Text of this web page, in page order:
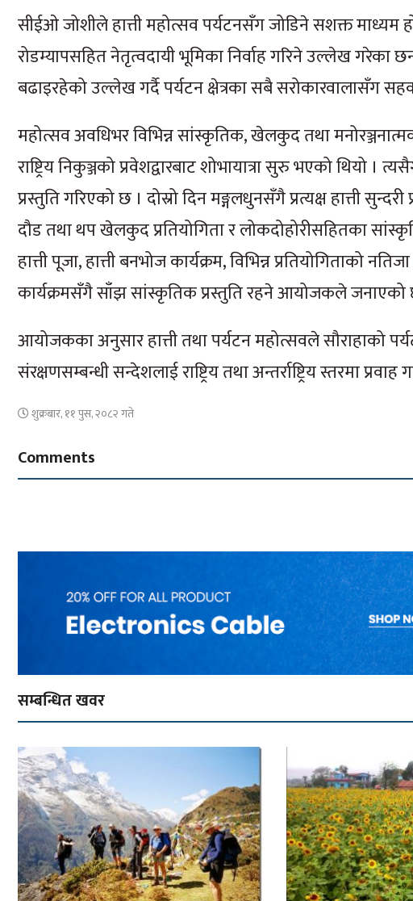
सीईओ जोशीले हात्ती महोत्सव पर्यटनसँग जोडिने सशक्त माध्यम हो
रोडम्यापसहित नेतृत्वदायी भूमिका निर्वाह गरिने उल्लेख गरेका
बढाइरहेको उल्लेख गर्दै पर्यटन क्षेत्रका सबै सरोकारवालासँग
महोत्सव अवधिभर विभिन्न सांस्कृतिक, खेलकुद तथा
राष्ट्रिय निकुञ्जको प्रवेशद्वारबाट शोभायात्रा सुरु भएको थियो ।
प्रस्तुति गरिएको छ । दोस्रो दिन मङ्गलधुनसँगै प्रत्यक्ष हात्ती सुन्दरी
दौड तथा थप खेलकुद प्रतियोगिता र लोकदोहोरीसहितका
हात्ती पूजा, हात्ती बनभोज कार्यक्रम, विभिन्न प्रतियोगिताको
कार्यक्रमसँगै साँझ सांस्कृतिक प्रस्तुति रहने आयोजकले जनाएको
आयोजकका अनुसार हात्ती तथा पर्यटन महोत्सवले सौराहाको
संरक्षणसम्बन्धी सन्देशलाई राष्ट्रिय तथा अन्तर्राष्ट्रिय स्तरमा
शुक्रबार, ११ पुस, २०८२ गते
Comments
सम्बन्धित खवर